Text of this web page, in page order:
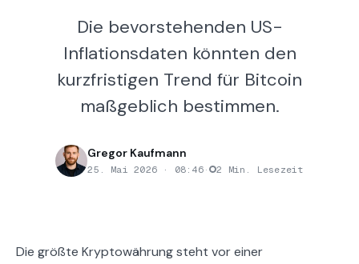
Die bevorstehenden US-
Inflationsdaten könnten den
kurzfristigen Trend für Bitcoin
maßgeblich bestimmen.
Gregor Kaufmann
25. Mai 2026 · 08:46· 2 Min. Lesezeit
Die größte Kryptowährung steht vor einer
Regulation